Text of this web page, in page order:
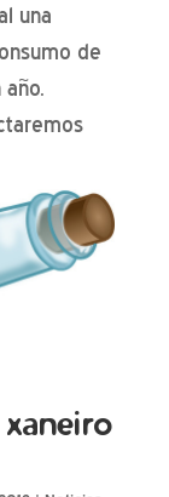
una
de